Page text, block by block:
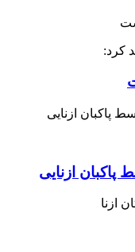
کرد:
پاکبان ازنایی